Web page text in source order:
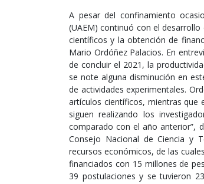
A pesar del confinamiento
(UAEM) continuó con el
científicos y la obtención de
Mario Ordóñez Palacios. En
de concluir el 2021, la
se note alguna disminución en
de actividades experimentales.
artículos científicos, mientras que
siguen realizando los
comparado con el año anterior”,
Consejo Nacional de Ciencia y
recursos económicos, de las
financiados con 15 millones de
39 postulaciones y se tuvieron